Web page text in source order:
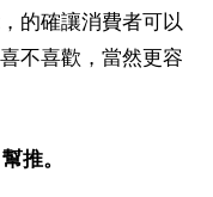
的確讓消費者可以
不喜歡，當然更容
推。